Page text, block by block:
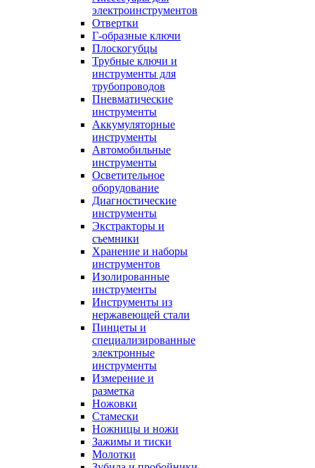
электроинструментов
Отвертки
Г-образные ключи
Плоскогубцы
Трубные ключи и
инструменты для
трубопроводов
Пневматические
инструменты
Аккумуляторные
инструменты
Автомобильные
инструменты
Осветительное
оборудование
Диагностические
инструменты
Экстракторы и
съемники
Хранение и наборы
инструментов
Изолированные
инструменты
Инструменты из
нержавеющей стали
Пинцеты и
специализированные
электронные
инструменты
Измерение и
разметка
Ножовки
Стамески
Ножницы и ножи
Зажимы и тиски
Молотки